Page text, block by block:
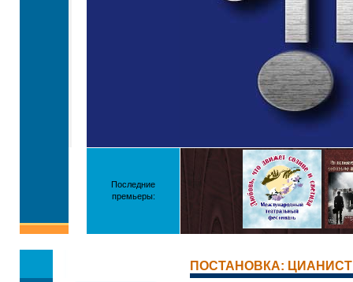
Последние
премьеры:
ПОСТАНОВКА: